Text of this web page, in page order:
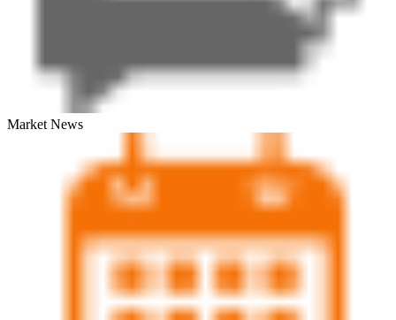
Market News